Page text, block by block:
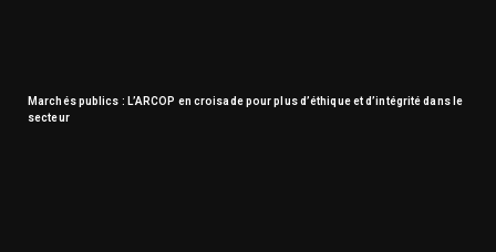
Marchés publics : L’ARCOP en croisade pour plus d’éthique et d’intégrité dans le
secteur